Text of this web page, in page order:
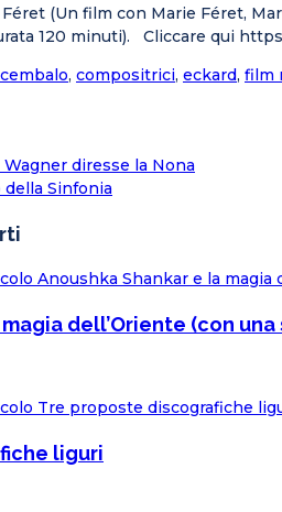
(Un film con Marie Féret,
120 minuti). Cliccare qui
, compositrici, eckard, film
Wagner diresse la Nona
della Sinfonia
dell’Oriente (con
liguri